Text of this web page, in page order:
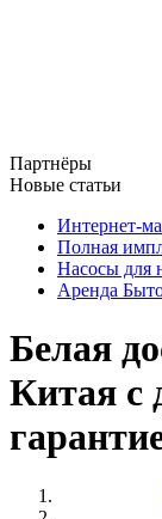
Партнёры
Новые статьи
Интернет-
Полная
Насосы для
Аренда
Белая
Китая с